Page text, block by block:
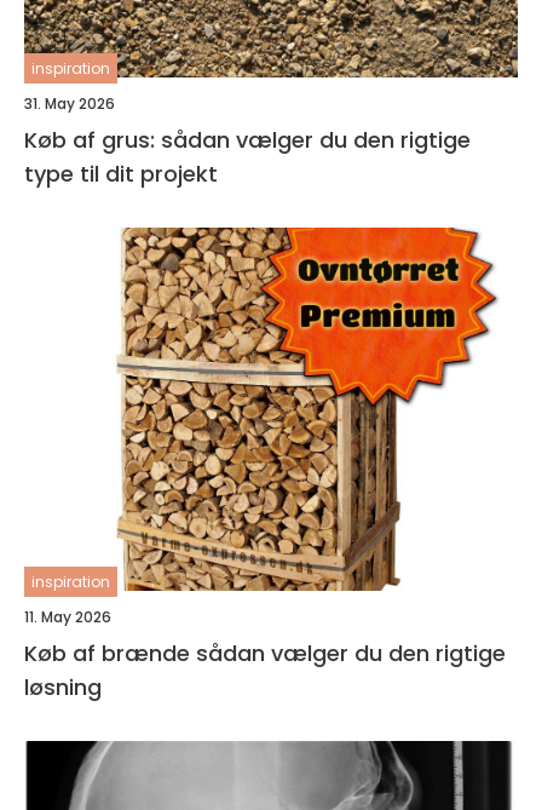
inspiration
31. May 2026
Køb af grus: sådan vælger du den rigtige
type til dit projekt
inspiration
11. May 2026
Køb af brænde sådan vælger du den rigtige
løsning